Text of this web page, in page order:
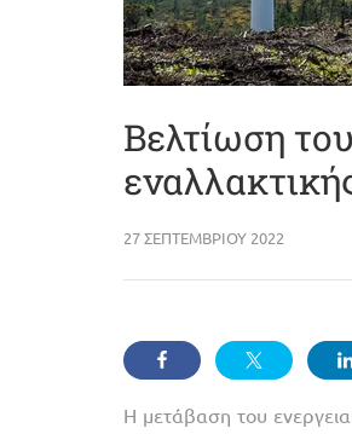
Βελτίωση
27 ΣΕΠΤΕΜΒΡΊΟΥ 2022
Η μετάβαση του